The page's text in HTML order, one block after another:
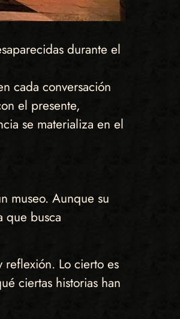
durante el
cada conversación
el presente,
se materializa en el
museo. Aunque su
que busca
reflexión. Lo cierto es
ciertas historias han